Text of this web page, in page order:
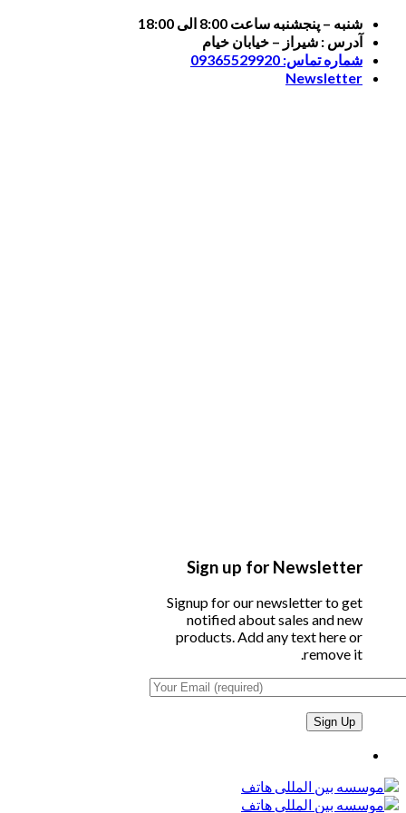
Skip
content
شنبه – پنجشنبه ساعت 8:00 الی 18:00
آدرس : شیراز – خیابان خیام
شماره تماس: 09365529920
Newsletter
Sign up for Newsletter
Signup for our newsletter to get
notified about sales and new
products. Add any text here or
remove it.